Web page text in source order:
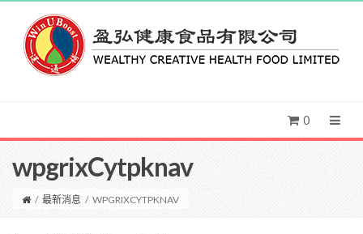
0
wpgrixCytpknav
/ 最新消息 / WPGRIXCYTPKNAV